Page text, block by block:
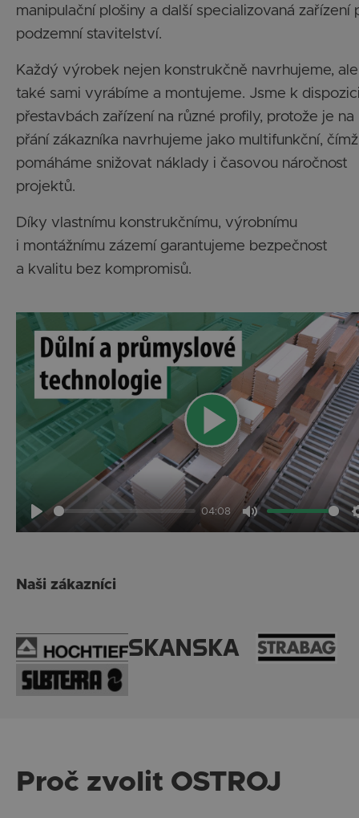
manipulační plošiny a další specializovaná zařízení
podzemní stavitelství.
Každý výrobek nejen konstrukčně navrhujeme, ale
také sami vyrábíme a montujeme. Jsme k
přestavbách zařízení na různé profily, protože je na
přání zákazníka navrhujeme jako multifunkční, čímž
pomáháme snižovat náklady i časovou náročnost
projektů.
Díky vlastnímu konstrukčnímu, výrobnímu
i montážnímu zázemí garantujeme bezpečnost
a kvalitu bez kompromisů.
Play
04:08
Mute
Naši zákazníci
Proč zvolit OSTROJ